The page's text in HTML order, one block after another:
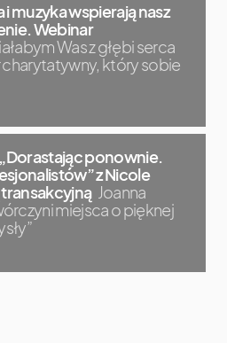
i muzyka wspierają nasz
Webinar
Was z głębi serca
charytatywny, który sobie
ponownie.
z Nicole
Joanna
miejsca o pięknej